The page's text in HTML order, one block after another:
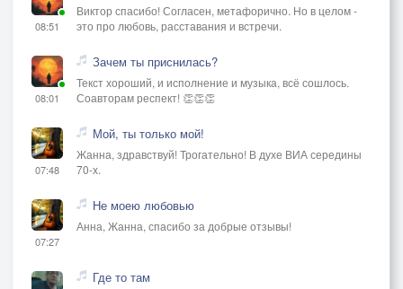
08:51
Виктор спасибо! Согласен, метафорично. Но в целом -
это про любовь, расставания и встречи.
08:01
Зачем ты приснилась?
Текст хороший, и исполнение и музыка, всё сошлось.
Соавторам респект! 👏👏👏
07:48
Мой, ты только мой!
Жанна, здравствуй! Трогательно! В духе ВИА середины
70-х.
07:27
Не моею любовью
Анна, Жанна, спасибо за добрые отзывы!
Где то там